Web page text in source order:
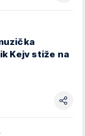
Kejv stiže na